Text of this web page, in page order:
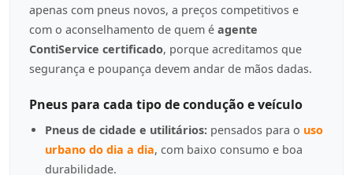
apenas com pneus novos, a preços competitivos e
com o aconselhamento de quem é agente
ContiService certificado, porque acreditamos que
segurança e poupança devem andar de mãos dadas.
Pneus para cada tipo de condução e veículo
Pneus de cidade e utilitários: pensados para o uso
urbano do dia a dia, com baixo consumo e boa
durabilidade.